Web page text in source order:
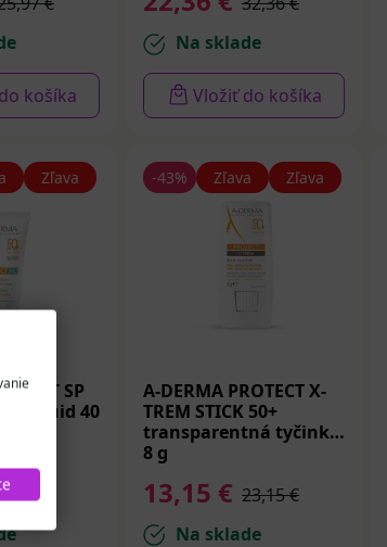
košíka
Na sklade
Vložiť do košíka
Zľava
SP
fluid 40
€
-43% Zľava Zľava
A-DERMA PROTECT X-
TREM STICK 50+
transparentná tyčinka
8 g
13,15 € 23,15 €
Na sklade